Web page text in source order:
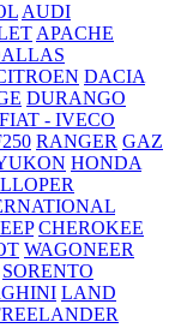
AUDI
APACHE
DACIA
DURANGO
FIAT - IVECO
RANGER GAZ
HONDA
CHEROKEE
WAGONEER
SORENTO
LAND